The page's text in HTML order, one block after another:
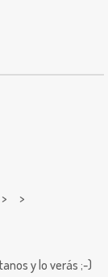
> >
y lo verás ;-)